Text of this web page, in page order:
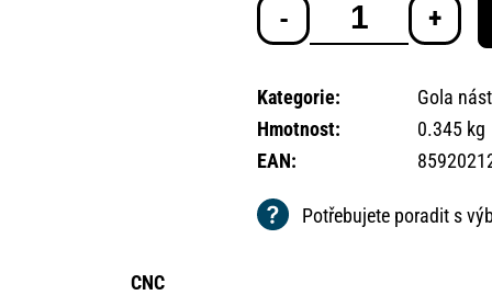
cena:
Kategorie:
Gola
Hmotnost:
0.345 kg
EAN:
Potřebujete poradit s
CNC